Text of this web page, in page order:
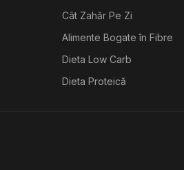
Cât Zahăr Pe Zi
Alimente Bogate în Fibre
Dieta Low Carb
Dieta Proteică